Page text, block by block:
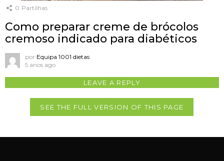
0 Partilhas
Como preparar creme de brócolos
cremoso indicado para diabéticos
por Equipa 1001 dietas
5 anos ago
LEAVE A REPLY
SEE THE FULL VERSION OF THIS PAGE